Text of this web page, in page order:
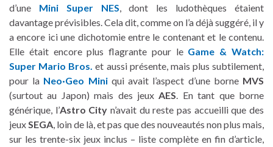
d’une Mini Super NES, dont les ludothèques étaient
davantage prévisibles. Cela dit, comme on l’a déjà suggéré, il y
a encore ici une dichotomie entre le contenant et le contenu.
Elle était encore plus flagrante pour le Game & Watch:
Super Mario Bros. et aussi présente, mais plus subtilement,
pour la Neo·Geo Miniqui avait l’aspect d’une borne MVS
(surtout au Japon) mais des jeuxAES. En tant que borne
générique, l’Astro City n’avait du reste pas accueilli que des
jeuxSEGA, loin de là, et pas que des nouveautés non plus mais,
sur les trente-six jeux inclus – liste complète en fin d’article,